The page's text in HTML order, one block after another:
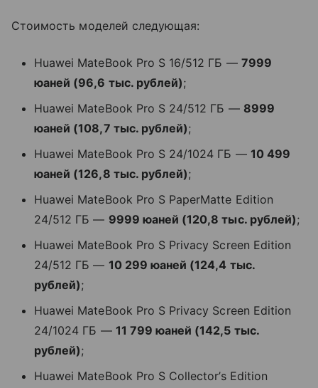
Стоимость моделей следующая:
Huawei MateBook Pro S 16/512 ГБ — 7999
юаней (96,6 тыс. рублей);
Huawei MateBook Pro S 24/512 ГБ — 8999
юаней (108,7 тыс. рублей);
Huawei MateBook Pro S 24/1024 ГБ — 10 499
юаней (126,8 тыс. рублей);
Huawei MateBook Pro S PaperMatte Edition
24/512 ГБ — 9999 юаней (120,8 тыс. рублей);
Huawei MateBook Pro S Privacy Screen Edition
24/512 ГБ — 10 299 юаней (124,4 тыс.
рублей);
Huawei MateBook Pro S Privacy Screen Edition
24/1024 ГБ — 11 799 юаней (142,5 тыс.
рублей);
Huawei MateBook Pro S Collector’s Edition